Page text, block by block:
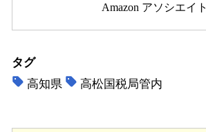
Amazon アソシエイト
タグ
高知県
高松国税局管内